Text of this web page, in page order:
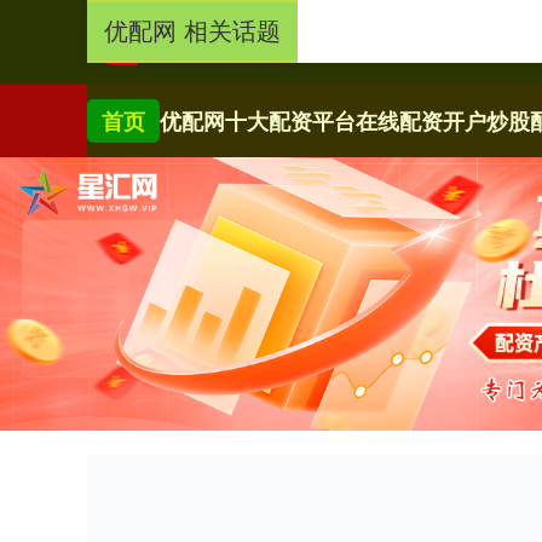
首页 优配网十大配资平台在线配资开户炒股
优配网 相关话题